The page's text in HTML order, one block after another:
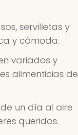
servilletas y
y cómoda.
variados y
alimenticias de
un día al aire
queridos.